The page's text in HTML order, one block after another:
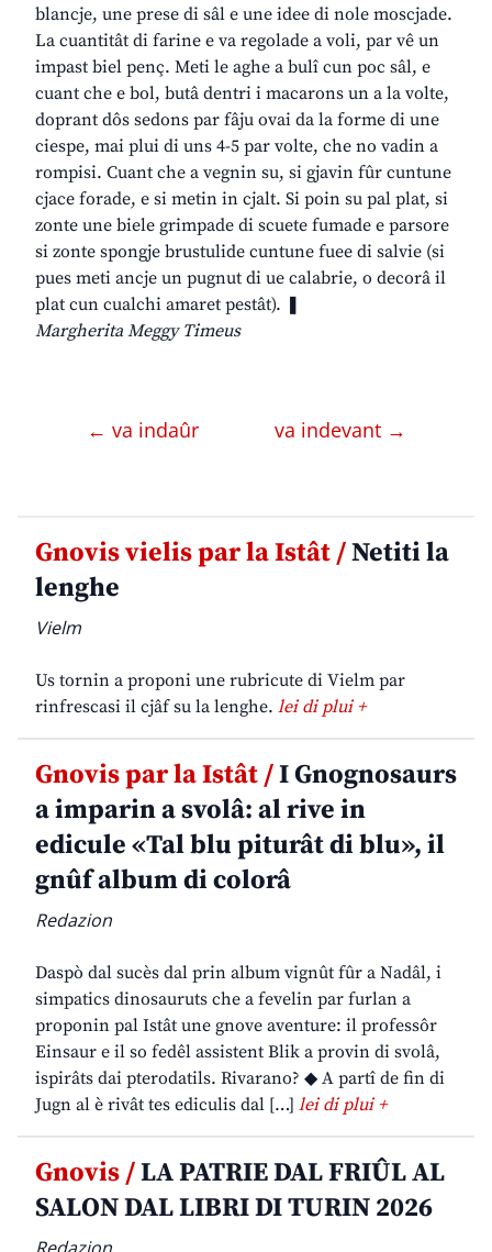
blancje, une prese di sâl e une idee di nole moscjade.
La cuantitât di farine e va regolade a voli, par vê un
impast biel penç. Meti le aghe a bulî cun poc sâl, e
cuant che e bol, butâ dentri i macarons un a la volte,
doprant dôs sedons par fâju ovai da la forme di une
ciespe, mai plui di uns 4-5 par volte, che no vadin a
rompisi. Cuant che a vegnin su, si gjavin fûr cuntune
cjace forade, e si metin in cjalt. Si poin su pal plat, si
zonte une biele grimpade di scuete fumade e parsore
si zonte spongje brustulide cuntune fuee di salvie (si
pues meti ancje un pugnut di ue calabrie, o decorâ il
plat cun cualchi amaret pestât). ❚
Margherita Meggy Timeus
← va indaûr va indevant →
Gnovis vielis par la Istât /Netiti la
lenghe
Vielm
Us tornin a proponi une rubricute di Vielm par
rinfrescasi il cjâf su la lenghe. lei di plui +
Gnovis par la Istât /I Gnognosaurs
a imparin a svolâ: al rive in
edicule «Tal blu piturât di blu», il
gnûf album di colorâ
Redazion
Daspò dal sucès dal prin album vignût fûr a Nadâl, i
simpatics dinosauruts che a fevelin par furlan a
proponin pal Istât une gnove aventure: il professôr
Einsaur e il so fedêl assistent Blik a provin di svolâ,
ispirâts dai pterodatils. Rivarano? ◆ A partî de fin di
Jugn al è rivât tes ediculis dal […] lei di plui +
Gnovis /LA PATRIE DAL FRIÛL AL
SALON DAL LIBRI DI TURIN 2026